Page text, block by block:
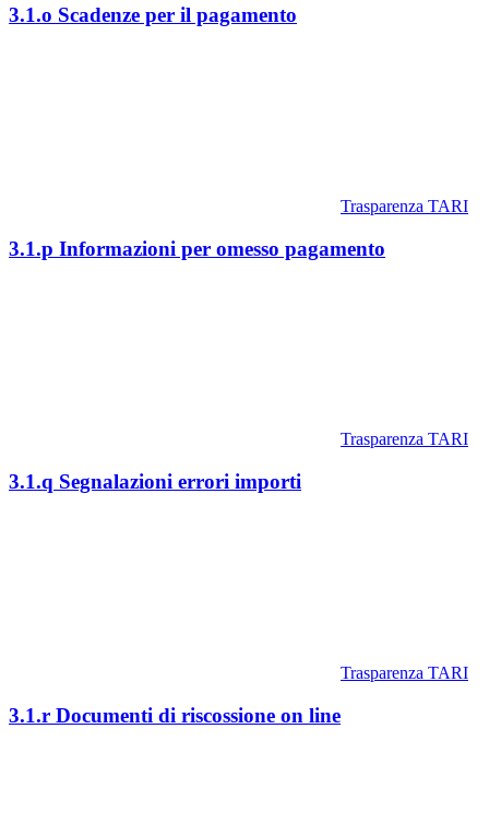
3.1.o Scadenze per il pagamento
Trasparenza TARI
3.1.p Informazioni per omesso pagamento
Trasparenza TARI
3.1.q Segnalazioni errori importi
Trasparenza TARI
3.1.r Documenti di riscossione on line